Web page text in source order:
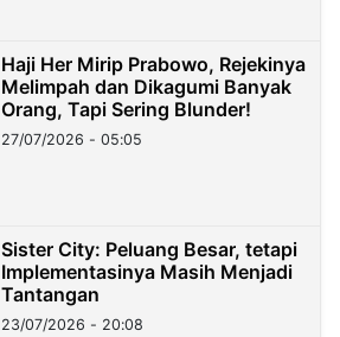
Haji Her Mirip Prabowo, Rejekinya
Melimpah dan Dikagumi Banyak
Orang, Tapi Sering Blunder!
27/07/2026 - 05:05
Sister City: Peluang Besar, tetapi
Implementasinya Masih Menjadi
Tantangan
23/07/2026 - 20:08